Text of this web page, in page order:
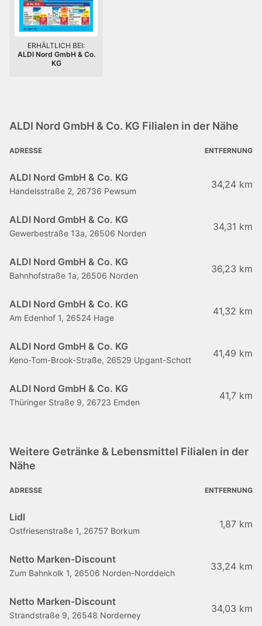
ERHÄLTLICH BEI:
ALDI Nord GmbH & Co.
KG
ALDI Nord GmbH & Co. KG Filialen in der Nähe
ADRESSE ENTFERNUNG
ALDI Nord GmbH & Co. KG
Handelsstraße 2, 26736 Pewsum
34,24 km
ALDI Nord GmbH & Co. KG
Gewerbestraße 13a, 26506 Norden
34,31 km
ALDI Nord GmbH & Co. KG
Bahnhofstraße 1a, 26506 Norden
36,23 km
ALDI Nord GmbH & Co. KG
Am Edenhof 1, 26524 Hage
41,32 km
ALDI Nord GmbH & Co. KG
Keno-Tom-Brook-Straße, 26529 Upgant-Schott
41,49 km
ALDI Nord GmbH & Co. KG
Thüringer Straße 9, 26723 Emden
41,7 km
Weitere Getränke & Lebensmittel Filialen in der
Nähe
ADRESSE ENTFERNUNG
Lidl
Ostfriesenstraße 1, 26757 Borkum
1,87 km
Netto Marken-Discount
Zum Bahnkolk 1, 26506 Norden-Norddeich
33,24 km
Netto Marken-Discount
Strandstraße 9, 26548 Norderney
34,03 km